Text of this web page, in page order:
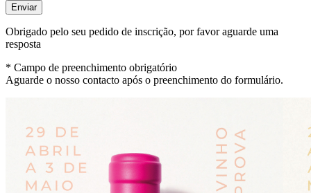
Enviar
Obrigado pelo seu pedido de inscrição, por favor aguarde uma
resposta
* Campo de preenchimento obrigatório
Aguarde o nosso contacto após o preenchimento do formulário.